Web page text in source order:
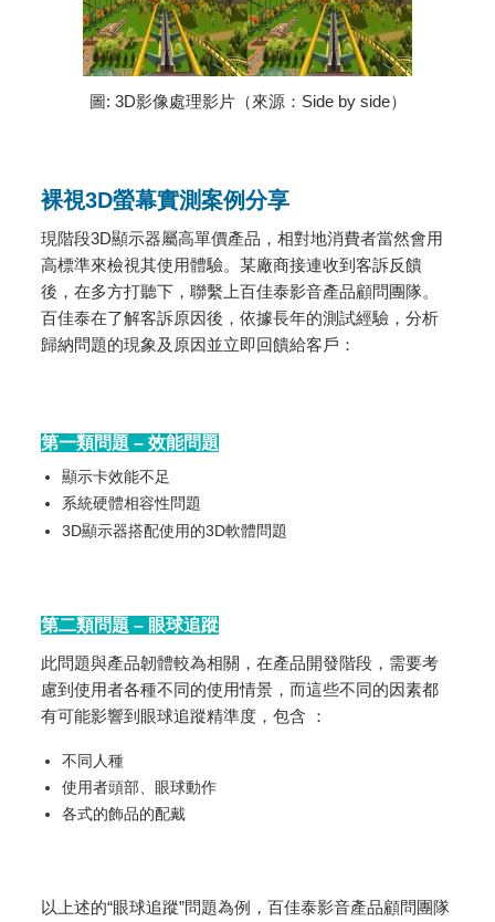
圖: 3D影像處理影片（來源：Side by side）
裸視3D螢幕實測案例分享
現階段3D顯示器屬高單價產品，相對地消費者當然會用
高標準來檢視其使用體驗。某廠商接連收到客訴反饋
後，在多方打聽下，聯繫上百佳泰影音產品顧問團隊。
百佳泰在了解客訴原因後，依據長年的測試經驗，分析
歸納問題的現象及原因並立即回饋給客戶：
第一類問題 – 效能問題
顯示卡效能不足
系統硬體相容性問題
3D顯示器搭配使用的3D軟體問題
第二類問題 – 眼球追蹤
此問題與產品韌體較為相關，在產品開發階段，需要考
慮到使用者各種不同的使用情景，而這些不同的因素都
有可能影響到眼球追蹤精準度，包含 ：
不同人種
使用者頭部、眼球動作
各式的飾品的配戴
以上述的“眼球追蹤”問題為例，百佳泰影音產品顧問團隊